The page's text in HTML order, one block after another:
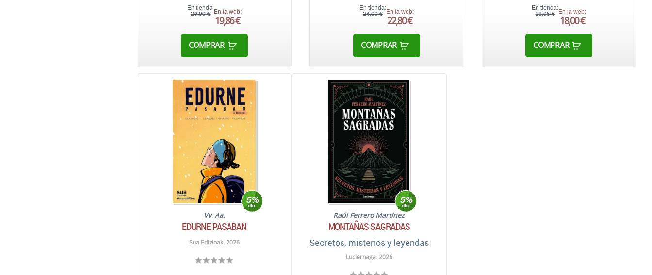
En tienda:
20,90 € En la web:
19,86 €
COMPRAR
En tienda:
24,00 € En la web:
22,80 €
COMPRAR
En tienda:
18,95 €
En la web:
18,00 €
COMPRAR
Vv. Aa.
EDURNE PASABAN
Sua Edizioak. 2026
Raúl Ferrero Martínez
MONTAÑAS SAGRADAS
Secretos, misterios y leyendas
Luciérnaga. 2026